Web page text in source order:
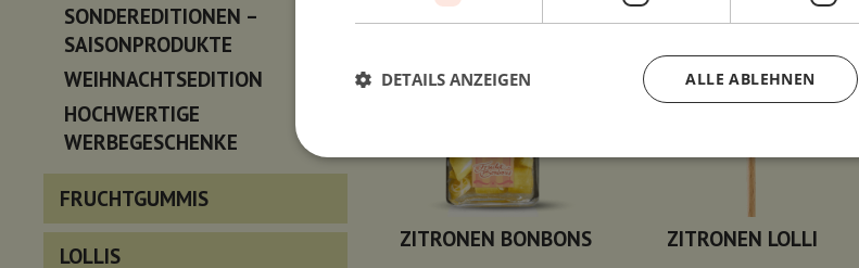
SONDEREDITIONEN –
SAISONPRODUKTE
WEIHNACHTSEDITION
HOCHWERTIGE
WERBEGESCHENKE
FRUCHTGUMMIS
LOLLIS
ZITRONEN BONBONS ZITRONEN LOLLI
ALLE ABLEHNEN
DETAILS ANZEIGEN